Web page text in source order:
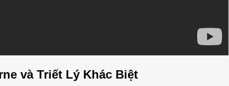
và Triết Lý Khác Biệt